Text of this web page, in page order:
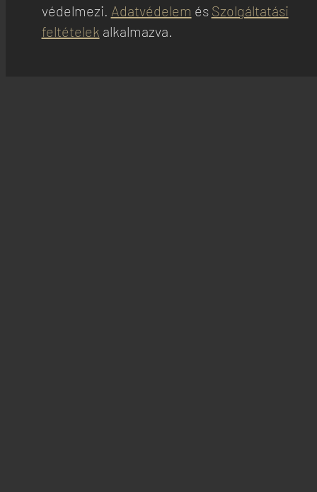
Adform A/S
Adatvédelmi irányelvek
védelmezi. Adatvédelem és Szolgáltatási
feltételek alkalmazva.